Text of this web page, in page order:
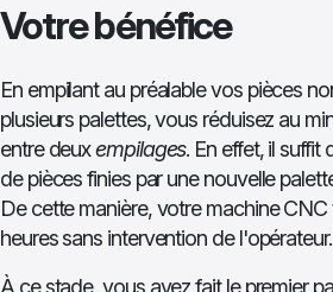
Votre bénéfice
En empilant au préalable vos pièces
plusieurs palettes, vous réduisez au
entre deuxempilages. En effet, il suffit
de pièces finies par une nouvelle
De cette manière, votre machine
heures sans intervention de l'opérateur.
À ce stade, vous avez fait le premier